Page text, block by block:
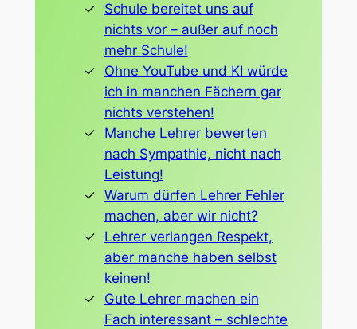
Schule bereitet uns auf
nichts vor – außer auf noch
mehr Schule!
Ohne YouTube und KI würde
ich in manchen Fächern gar
nichts verstehen!
Manche Lehrer bewerten
nach Sympathie, nicht nach
Leistung!
Warum dürfen Lehrer Fehler
machen, aber wir nicht?
Lehrer verlangen Respekt,
aber manche haben selbst
keinen!
Gute Lehrer machen ein
Fach interessant – schlechte